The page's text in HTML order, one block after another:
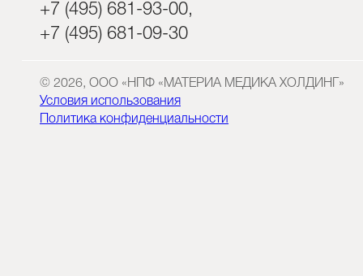
+7 (495) 681-93-00,
+7 (495) 681-09-30
© 2026, ООО «НПФ «МАТЕРИА МЕДИКА ХОЛДИНГ»
Условия использования
Политика конфиденциальности